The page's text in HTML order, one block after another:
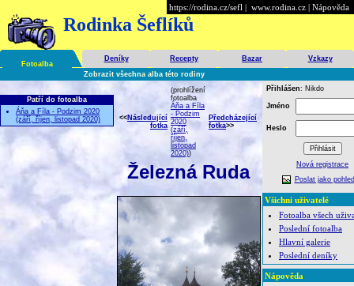
https://rodina.cz/sefl | www.rodina.cz | Nápověda
Rodinka Šeflíků
Fotoalba
Deníky Recepty Bazar
Vzkazy
Zobrazit všechna alba této rodiny
Patří do fotoalba
Áňa a Fíla - Podzim 2020
(září, říjen, listopad 2020)
<<Následující
fotka
(prohlížení
fotoalba
Áňa a Fíla
- Podzim
2020
(září,
říjen,
listopad
2020))
Předcházející
fotka>>
Železná Ruda
Přihlášen: Nikdo
Jméno
Heslo
Nová registrace
Poslat jako
Všichni uživatelé
Fotoalba všech
Poslední fotoalba
Hlavní galerie
Poslední deníky
Nápověda